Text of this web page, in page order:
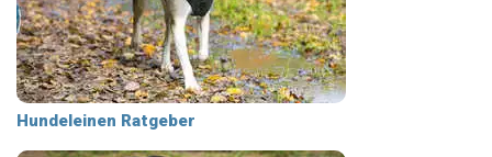
Hundeleinen Ratgeber